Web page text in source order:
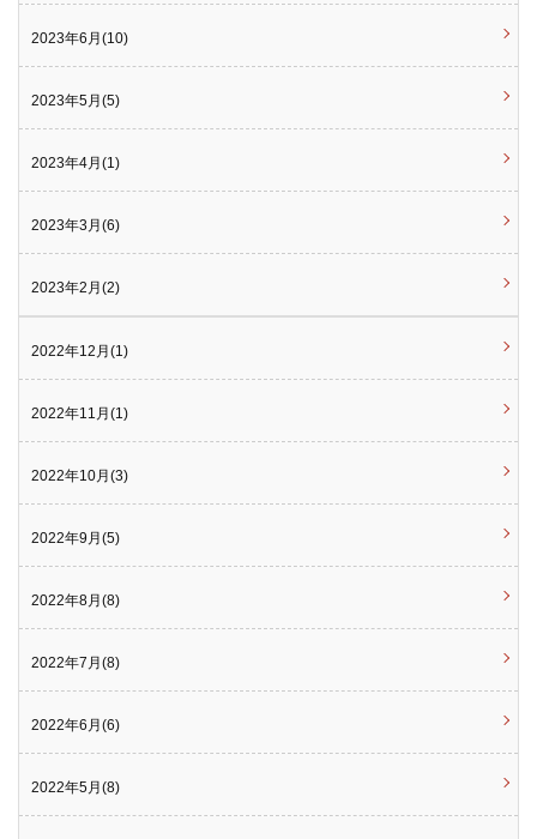
2023年6月(10)
2023年5月(5)
2023年4月(1)
2023年3月(6)
2023年2月(2)
2022年12月(1)
2022年11月(1)
2022年10月(3)
2022年9月(5)
2022年8月(8)
2022年7月(8)
2022年6月(6)
2022年5月(8)